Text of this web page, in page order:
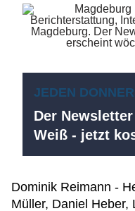
JEDEN
Der
Weiß - jetzt
Dominik Reimann -
Müller, Daniel Heber,